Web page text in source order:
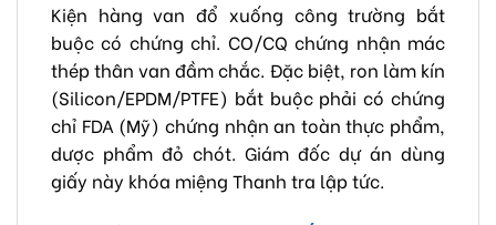
Kiện hàng van đổ xuống công trường bắt
buộc có chứng chỉ. CO/CQ chứng nhận mác
thép thân van đầm chắc. Đặc biệt, ron làm kín
(Silicon/EPDM/PTFE) bắt buộc phải có chứng
chỉ FDA (Mỹ) chứng nhận an toàn thực phẩm,
dược phẩm đỏ chót. Giám đốc dự án dùng
giấy này khóa miệng Thanh tra lập tức.